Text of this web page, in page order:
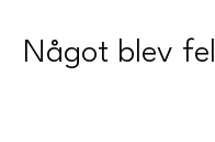
Något blev fel